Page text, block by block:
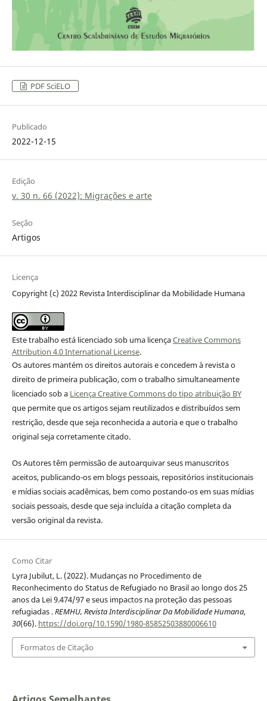
PDF SciELO
Publicado
2022-12-15
Edição
v. 30 n. 66 (2022): Migrações e arte
Seção
Artigos
Licença
Copyright (c) 2022 Revista Interdisciplinar da Mobilidade Humana
Este trabalho está licenciado sob uma licençaCreative Commons
Attribution 4.0 International License.
Os autores mantém os direitos autorais e concedem à revista o
direito de primeira publicação, com o trabalho simultaneamente
licenciado sob a Licença Creative Commons do tipo atribuição BY
que permite que os artigos sejam reutilizados e distribuídos sem
restrição, desde que seja reconhecida a autoria e que o trabalho
original seja corretamente citado.
Os Autores têm permissão de autoarquivar seus manuscritos
aceitos, publicando-os em blogs pessoais, repositórios institucionais
e mídias sociais acadêmicas, bem como postando-os em suas mídias
sociais pessoais, desde que seja incluída a citação completa da
versão original da revista.
Como Citar
Lyra Jubilut, L. (2022). Mudanças no Procedimento de
Reconhecimento do Status de Refugiado no Brasil ao longo dos 25
anos da Lei 9.474/97 e seus impactos na proteção das pessoas
refugiadas .REMHU, Revista Interdisciplinar Da Mobilidade Humana,
30(66). https://doi.org/10.1590/1980-85852503880006610
Formatos de Citação